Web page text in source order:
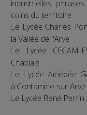
industrielles
coins du territoire :
Le Lycée Charles
la Vallée de l'Arve
Le Lycée CECAM-
Chablais
Le Lycée Amédée
à Contamine-sur-Arve
Le Lycée René